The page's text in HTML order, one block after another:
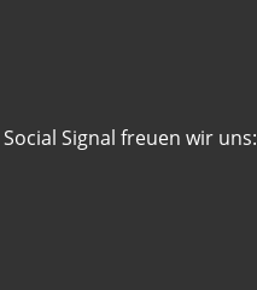
Signal freuen wir uns: